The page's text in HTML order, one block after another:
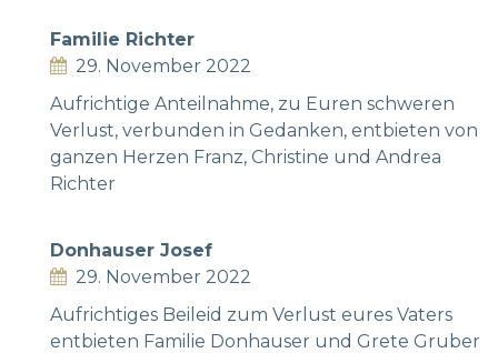
Familie Richter
29. November 2022
Aufrichtige Anteilnahme, zu Euren schweren
Verlust, verbunden in Gedanken, entbieten von
ganzen Herzen Franz, Christine und Andrea
Richter
Donhauser Josef
29. November 2022
Aufrichtiges Beileid zum Verlust eures Vaters
entbieten Familie Donhauser und Grete Gruber